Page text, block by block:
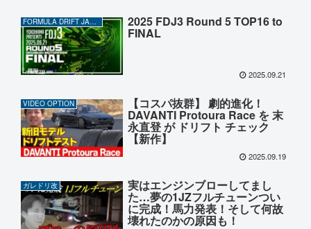
2025 FDJ3 Round 5 TOP16 to
FINAL
2025.09.21
VIDEO OPTION 【コスパ抜群】 劇的進化！
DAVANTI Protoura Race を 末
永直登 が ドリフト チェック
【新作】
2025.09.19
ガレドリ改 実はエンジンブローしてまし
た…夢の1JZフルチューンつい
に完成！馬力発表！そして何故
壊れたのかの原因も！